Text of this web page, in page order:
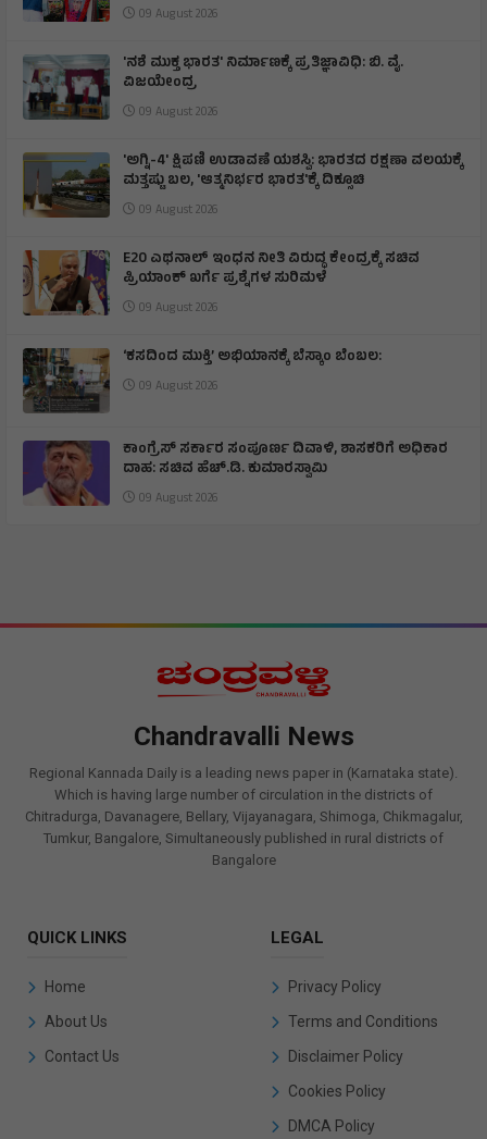
09 August 2026
'ನಶೆ ಮುಕ್ತ ಭಾರತ' ನಿರ್ಮಾಣಕ್ಕೆ ಪ್ರತಿಜ್ಞಾವಿಧಿ: ಬಿ. ವೈ.
ವಿಜಯೇಂದ್ರ
09 August 2026
'ಅಗ್ನಿ-4' ಕ್ಷಿಪಣಿ ಉಡಾವಣೆ ಯಶಸ್ವಿ: ಭಾರತದ ರಕ್ಷಣಾ ವಲಯಕ್ಕೆ
ಮತ್ತಷ್ಟು ಬಲ, 'ಆತ್ಮನಿರ್ಭರ ಭಾರತ'ಕ್ಕೆ ದಿಕ್ಸೂಚಿ
09 August 2026
E20 ಎಥನಾಲ್ ಇಂಧನ ನೀತಿ ವಿರುದ್ಧ ಕೇಂದ್ರಕ್ಕೆ ಸಚಿವ
ಪ್ರಿಯಾಂಕ್ ಖರ್ಗೆ ಪ್ರಶ್ನೆಗಳ ಸುರಿಮಳೆ
09 August 2026
‘ಕಸದಿಂದ ಮುಕ್ತಿ’ ಅಭಿಯಾನಕ್ಕೆ ಬೆಸ್ಕಾಂ ಬೆಂಬಲ:
09 August 2026
ಕಾಂಗ್ರೆಸ್ ಸರ್ಕಾರ ಸಂಪೂರ್ಣ ದಿವಾಳಿ, ಶಾಸಕರಿಗೆ ಅಧಿಕಾರ
ದಾಹ: ಸಚಿವ ಹೆಚ್.ಡಿ. ಕುಮಾರಸ್ವಾಮಿ
09 August 2026
Chandravalli News
Regional Kannada Daily is a leading news paper in (Karnataka state).
Which is having large number of circulation in the districts of
Chitradurga, Davanagere, Bellary, Vijayanagara, Shimoga, Chikmagalur,
Tumkur, Bangalore, Simultaneously published in rural districts of
Bangalore
QUICK LINKS
Home
About Us
Contact Us
LEGAL
Privacy Policy
Terms and Conditions
Disclaimer Policy
Cookies Policy
DMCA Policy